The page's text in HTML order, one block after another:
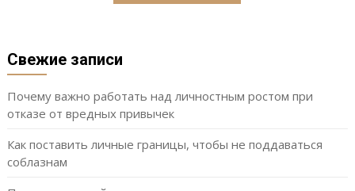
Свежие записи
Почему важно работать над личностным ростом при
отказе от вредных привычек
Как поставить личные границы, чтобы не поддаваться
соблазнам